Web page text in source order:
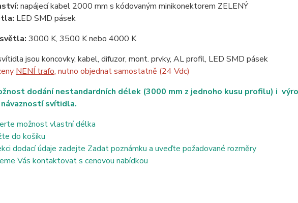
napájecí kabel 2000 mm s kódovaným minikonektorem ZELENÝ
LED SMD pásek
3000 K, 3500 K nebo 4000 K
jsou koncovky, kabel, difuzor, mont. prvky, AL profil, LED SMD pásek
NENÍ trafo, nutno objednat samostatně (24 Vdc)
dodání nestandardních délek (3000 mm z jednoho kusu profilu) i
svítidla.
možnost vlastní délka
do košíku
dodací údaje zadejte Zadat poznámku a uveďte požadované rozměry
Vás kontaktovat s cenovou nabídkou